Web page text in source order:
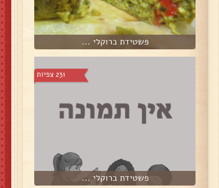
פשטידת ברוקלי ...
231 צפיות
פשטידת ברוקלי ...